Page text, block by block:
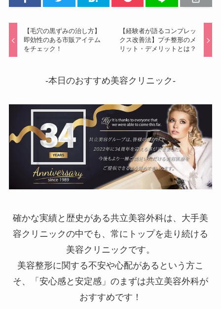
【毛穴の黒ずみの治し方】
即効性のある市販アイテム
をチェック！
【経験者が語るコンプレッ
クス改善法】プチ整形のメ
リット・デメリットとは？
-本日のおすすめ美容クリニック-
確かな実績と歴史がある共立美容外科は、大手美
容クリニックの中でも、常にトップを走り続ける
美容クリニックです。
美容整形に関する不安や心配があるという方こ
そ、「安心感と安定感」のまずは共立美容外科が
おすすめです！